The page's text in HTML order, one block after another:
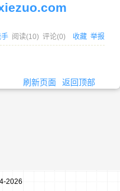
手 阅读(10) 评论(0) 收藏 举报
刷新页面 返回顶部
2026